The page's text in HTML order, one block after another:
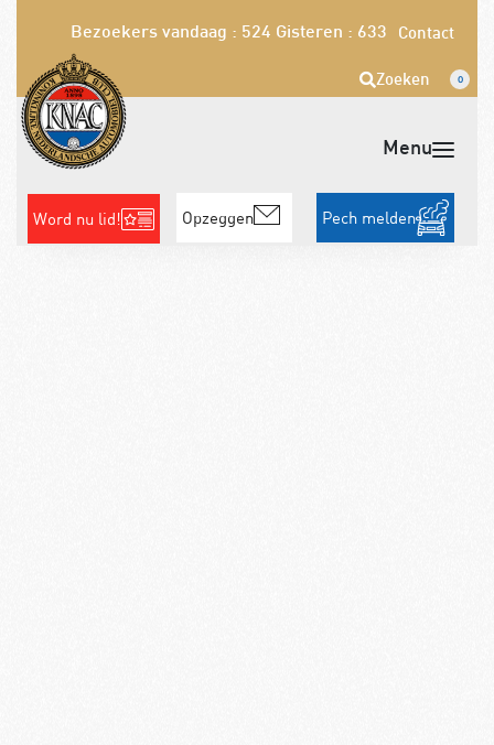
Bezoekers vandaag : 524 Gisteren : 633 Contact
Zoeken 0
Word nu lid! Opzeggen Pech melden